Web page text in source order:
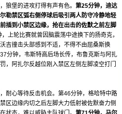
狼堡的进攻打得有声有色。 第25分钟，迪达
勒禁区弧右侧停球后吸引两人防守冷静地轻
插到小禁区边缘，抢在出击的佐默之前左脚
上轮比赛就曾因脑震荡中途换下的扬奇克，
吉撞击头部感到不适，不得不由屈桑斯换
分钟，韦斯特高后场长传，布鲁克斯与阿扎
，阿扎尔反越位刚入禁区左侧左脚凌空打门
耐心等待反击机会。第46分钟，格哈特中路
区边缘内切之后左脚大力低射被佐默奋力侧